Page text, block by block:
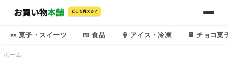
🍬 菓子・スイーツ 🍱 食品 🍦 アイス・冷凍 🍫 チョコ菓
ホーム